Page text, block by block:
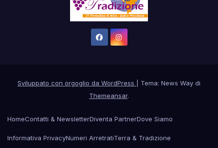
Sviluppato con orgoglio da WordPress
Tema: News Way di
Themeansar.
HomeContatti & NewsletterDiventa PartnerDove Siamo
Informativa PrivacyNumeri ArretratiTerra & Tradizione